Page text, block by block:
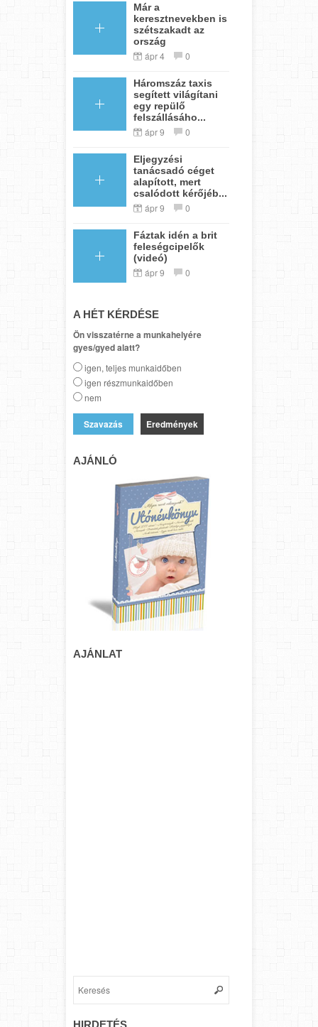
Már a
keresztnevekben is
szétszakadt az
ország
ápr 4 0
Háromszáz taxis
segített világítani
egy repülő
felszállásáho...
ápr 9 0
Eljegyzési
tanácsadó céget
alapított, mert
csalódott kérőjéb...
ápr 9 0
Fáztak idén a brit
feleségcipelők
(videó)
ápr 9 0
A HÉT KÉRDÉSE
Ön visszatérne a munkahelyére
gyes/gyed alatt?
igen, teljes munkaidőben
igen részmunkaidőben
nem
Eredmények
AJÁNLÓ
AJÁNLAT
HIRDETÉS